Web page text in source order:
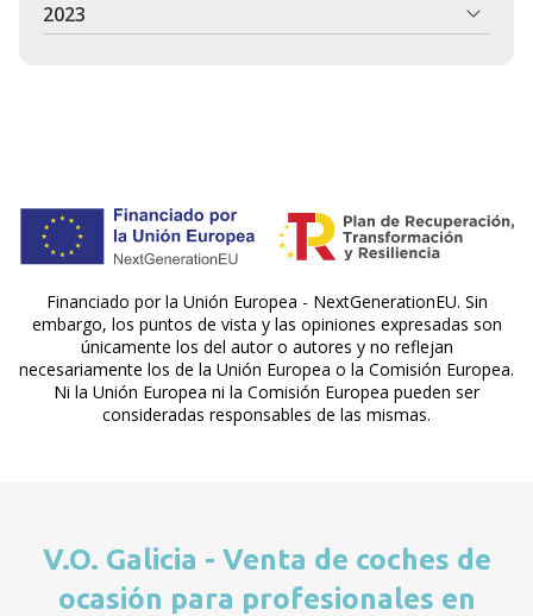
2023
Financiado por la Unión Europea - NextGenerationEU. Sin
embargo, los puntos de vista y las opiniones expresadas son
únicamente los del autor o autores y no reflejan
necesariamente los de la Unión Europea o la Comisión Europea.
Ni la Unión Europea ni la Comisión Europea pueden ser
consideradas responsables de las mismas.
V.O. Galicia - Venta de coches de
ocasión para profesionales en